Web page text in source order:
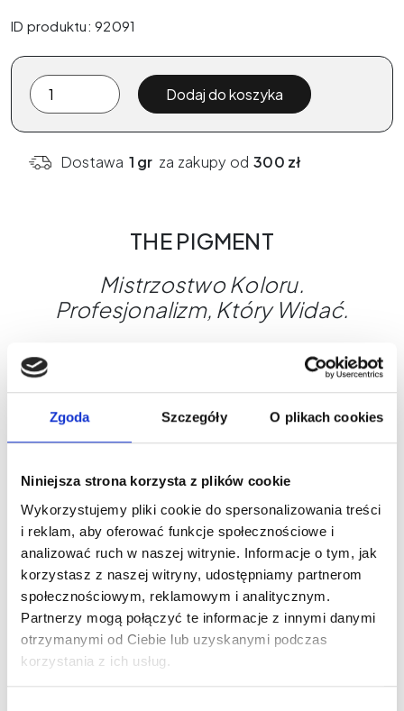
Zgoda Szczegóły O plikach cookies
Niniejsza strona korzysta z plików cookie
Wykorzystujemy pliki cookie do spersonalizowania treści
i reklam, aby oferować funkcje społecznościowe i
analizować ruch w naszej witrynie. Informacje o tym, jak
korzystasz z naszej witryny, udostępniamy partnerom
społecznościowym, reklamowym i analitycznym.
Partnerzy mogą połączyć te informacje z innymi danymi
otrzymanymi od Ciebie lub uzyskanymi podczas
korzystania z ich usług.
ID produktu: 92091
ilość
The
Pigment
-
Dodaj do koszyka
Dostawa 1 gr za zakupy od 300 zł
THE PIGMENT
Mistrzostwo Koloru.
Profesjonalizm, Który Widać.
artystów PMU, którzy oczekują najwyższej precyzji,
stabilności i efektów, które zostają. To więcej niż
kolor - to doświadczenie, bezpieczeństwo i jakość,
które budują zaufanie Twoich klientek.
Maksymalna kontrola podczas zabiegu
Odcienie stworzone z myślą o różnych typach
skóry
Globalne standardy bezpieczeństwa
THE PIGMENT – Tam, gdzie zaczyna się piękno.